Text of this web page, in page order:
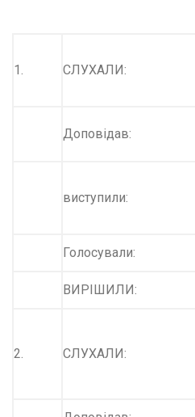
1. СЛУХАЛИ:
Доповідав:
виступили:
Голосували:
ВИРІШИЛИ:
2. СЛУХАЛИ: